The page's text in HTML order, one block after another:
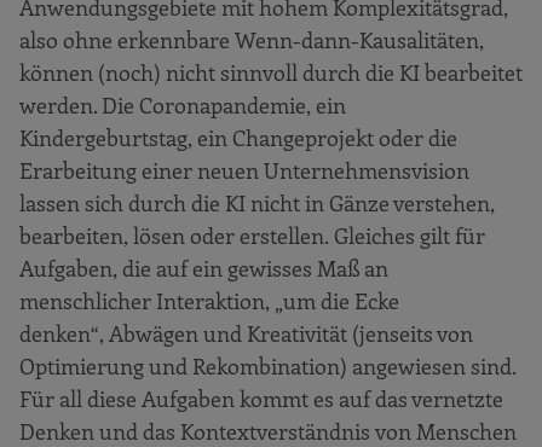
Anwendungsgebiete mit hohem Komplexitätsgrad,
also ohne erkennbare Wenn-dann-Kausalitäten,
können (noch) nicht sinnvoll durch die KI bearbeitet
werden. Die Coronapandemie, ein
Kindergeburtstag, ein Changeprojekt oder die
Erarbeitung einer neuen Unternehmensvision
lassen sich durch die KI nicht in Gänze verstehen,
bearbeiten, lösen oder erstellen. Gleiches gilt für
Aufgaben, die auf ein gewisses Maß an
menschlicher Interaktion, „um die Ecke
denken“, Abwägen und Kreativität (jenseits von
Optimierung und Rekombination) angewiesen sind.
Für all diese Aufgaben kommt es auf das vernetzte
Denken und das Kontextverständnis von Menschen